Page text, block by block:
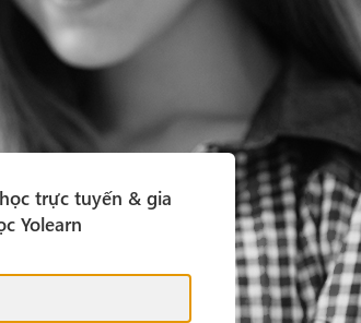
trực tuyến & gia
Yolearn